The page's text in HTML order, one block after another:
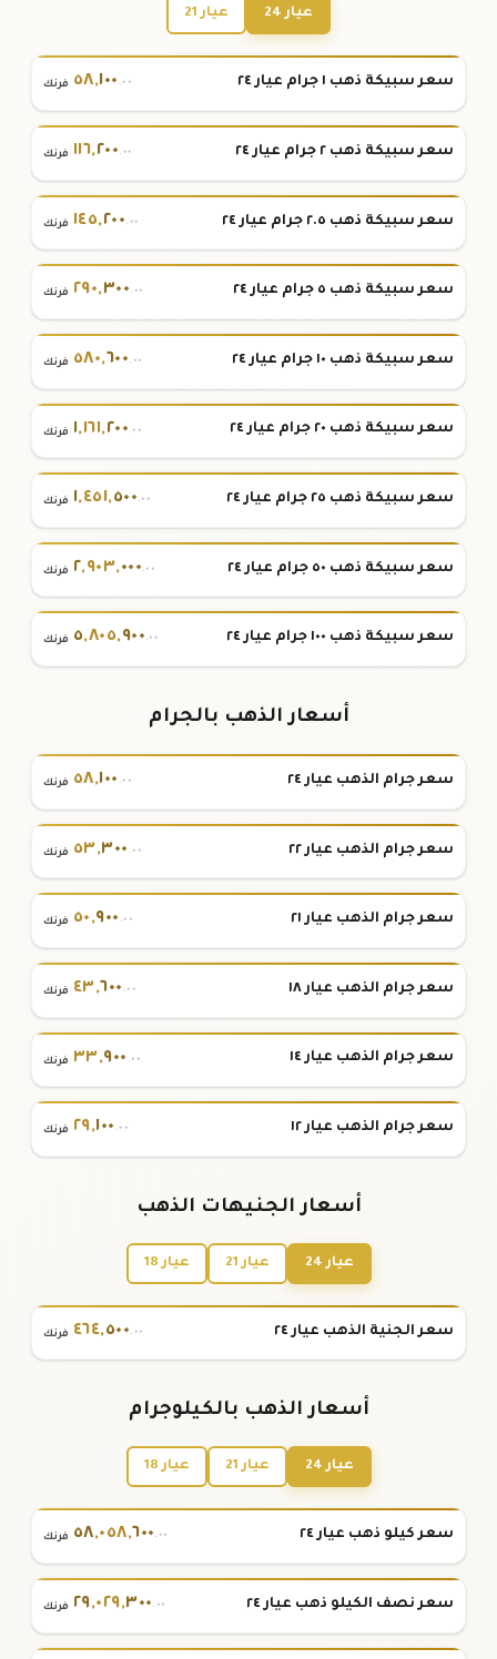
عيار 24 عيار 21
سعر سبيكة ذهب ١ جرام عيار ٢٤ ٥٨,١٠٠ .٠٠ فرنك
سعر سبيكة ذهب ٢ جرام عيار ٢٤ ١١٦,٢٠٠.٠٠ فرنك
سعر سبيكة ذهب ٢.٥ جرام عيار ٢٤ ١٤٥,٢٠٠.٠٠ فرنك
سعر سبيكة ذهب ٥ جرام عيار ٢٤ ٢٩٠,٣٠٠.٠٠ فرنك
سعر سبيكة ذهب ١٠ جرام عيار ٢٤ ٥٨٠,٦٠٠.٠٠ فرنك
سعر سبيكة ذهب ٢٠ جرام عيار ٢٤ ١,١٦١,٢٠٠.٠٠ فرنك
سعر سبيكة ذهب ٢٥ جرام عيار ٢٤ ١,٤٥١,٥٠٠.٠٠ فرنك
سعر سبيكة ذهب ٥٠ جرام عيار ٢٤ ٢,٩٠٣,٠٠٠.٠٠ فرنك
سعر سبيكة ذهب ١٠٠ جرام عيار ٢٤ ٥,٨٠٥,٩٠٠.٠٠ فرنك
أسعار الذهب بالجرام
سعر جرام الذهب عيار ٢٤ ٥٨,١٠٠ .٠٠ فرنك
سعر جرام الذهب عيار ٢٢ ٥٣,٣٠٠ .٠٠ فرنك
سعر جرام الذهب عيار ٢١ ٥٠,٩٠٠ .٠٠ فرنك
سعر جرام الذهب عيار ١٨ ٤٣,٦٠٠ .٠٠ فرنك
سعر جرام الذهب عيار ١٤ ٣٣,٩٠٠ .٠٠ فرنك
سعر جرام الذهب عيار ١٢ ٢٩,١٠٠ .٠٠ فرنك
أسعار الجنيهات الذهب
عيار 24 عيار 21 عيار 18
سعر الجنية الذهب عيار ٢٤ ٤٦٤,٥٠٠.٠٠ فرنك
أسعار الذهب بالكيلوجرام
عيار 24 عيار 21 عيار 18
سعر كيلو ذهب عيار ٢٤ ٥٨,٠٥٨,٦٠٠.٠٠ فرنك
سعر نصف الكيلو ذهب عيار ٢٤ ٢٩,٠٢٩,٣٠٠.٠٠ فرنك